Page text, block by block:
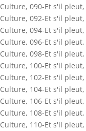
Culture, 090-Et s'il pleut,
Culture, 092-Et s'il pleut,
Culture, 094-Et s'il pleut,
Culture, 096-Et s'il pleut,
Culture, 098-Et s'il pleut,
Culture, 100-Et s'il pleut,
Culture, 102-Et s'il pleut,
Culture, 104-Et s'il pleut,
Culture, 106-Et s'il pleut,
Culture, 108-Et s'il pleut,
Culture, 110-Et s'il pleut,